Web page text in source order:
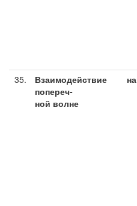
35.
Взаимодействие на
попереч-
ной волне